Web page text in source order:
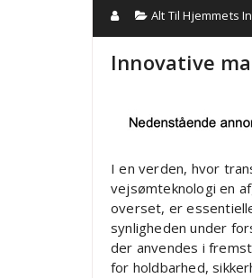
Alt Til Hjemmets
Innovative
I en verden, hvor
vejsømteknologi en
overset, er
synligheden under
der anvendes i
for holdbarhed,